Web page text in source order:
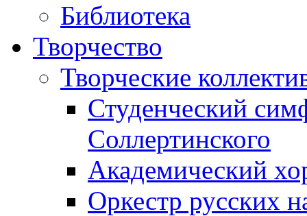
Библиотека
Творчество
Творческие
Студенческий
Соллертинского
Академический
Оркестр русских